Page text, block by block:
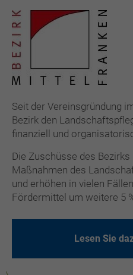
Seit der Vereinsgründung
Bezirk den
finanziell und
Die Zuschüsse des
Maßnahmen des
und erhöhen in vielen
Fördermittel um weitere 5
Lesen Sie